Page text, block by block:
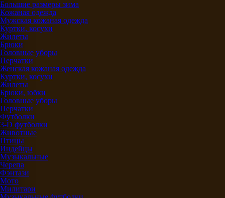
Большие размеры зима
Кожаная одежда
Мужская кожаная одежда
Куртки, косухи
Жилеты
Брюки
Головные уборы
Перчатки
Женская кожаная одежда
Куртки, косухи
Жилеты
Брюки, юбки
Головные уборы
Перчатки
Футболки
3-D футболки
Животные
Птицы
Индейцы
Музыкальные
Черепа
Фэнтази
Мото
Милитари